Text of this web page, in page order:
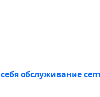
обслуживание